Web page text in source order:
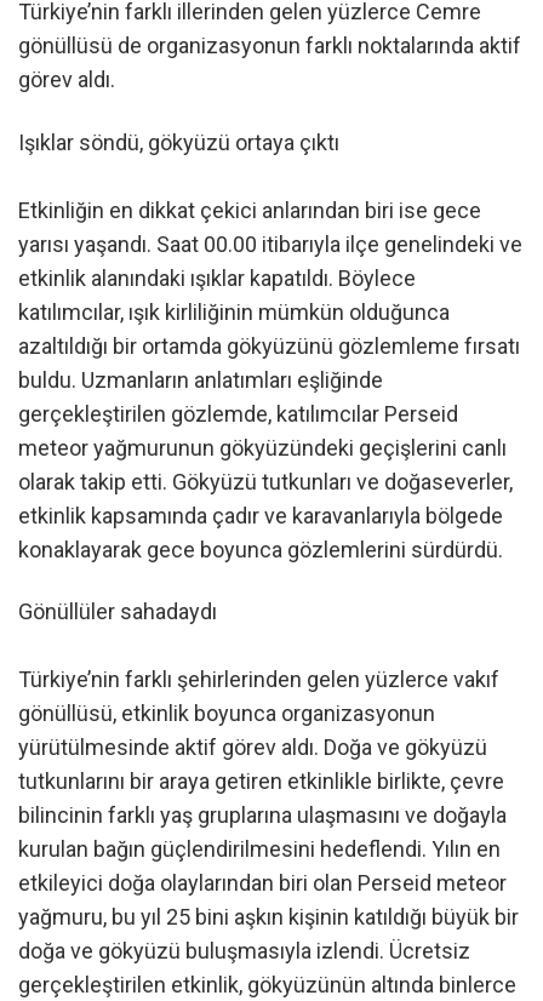
Türkiye’nin farklı illerinden gelen yüzlerce Cemre
gönüllüsü de organizasyonun farklı noktalarında aktif
görev aldı.
Işıklar söndü, gökyüzü ortaya çıktı
Etkinliğin en dikkat çekici anlarından biri ise gece
yarısı yaşandı. Saat 00.00 itibarıyla ilçe genelindeki ve
etkinlik alanındaki ışıklar kapatıldı. Böylece
katılımcılar, ışık kirliliğinin mümkün olduğunca
azaltıldığı bir ortamda gökyüzünü gözlemleme fırsatı
buldu. Uzmanların anlatımları eşliğinde
gerçekleştirilen gözlemde, katılımcılar Perseid
meteor yağmurunun gökyüzündeki geçişlerini canlı
olarak takip etti. Gökyüzü tutkunları ve doğaseverler,
etkinlik kapsamında çadır ve karavanlarıyla bölgede
konaklayarak gece boyunca gözlemlerini sürdürdü.
Gönüllüler sahadaydı
Türkiye’nin farklı şehirlerinden gelen yüzlerce vakıf
gönüllüsü, etkinlik boyunca organizasyonun
yürütülmesinde aktif görev aldı. Doğa ve gökyüzü
tutkunlarını bir araya getiren etkinlikle birlikte, çevre
bilincinin farklı yaş gruplarına ulaşmasını ve doğayla
kurulan bağın güçlendirilmesini hedeflendi. Yılın en
etkileyici doğa olaylarından biri olan Perseid meteor
yağmuru, bu yıl 25 bini aşkın kişinin katıldığı büyük bir
doğa ve gökyüzü buluşmasıyla izlendi. Ücretsiz
gerçekleştirilen etkinlik, gökyüzünün altında binlerce